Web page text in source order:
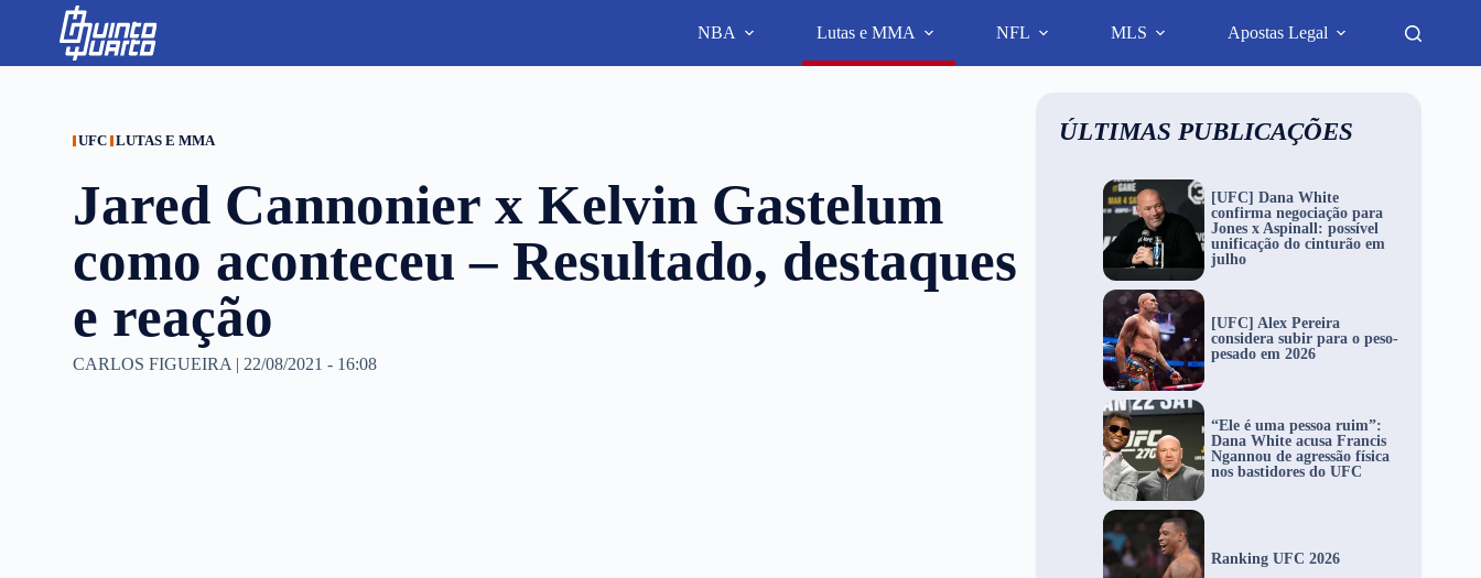
p
NBA Lutas e MMA NFL MLS Apostas Legal
UFC LUTAS E MMA
Jared Cannonier x Kelvin Gastelum
como aconteceu – Resultado, destaques
e reação
CARLOS FIGUEIRA | 22/08/2021 - 16:08
ÚLTIMAS PUBLICAÇÕES
[UFC] Dana White
confirma negociação para
Jones x Aspinall: possível
unificação do cinturão em
julho
[UFC] Alex Pereira
considera subir para o peso-
pesado em 2026
“Ele é uma pessoa ruim”:
Dana White acusa Francis
Ngannou de agressão física
nos bastidores do UFC
Ranking UFC 2026